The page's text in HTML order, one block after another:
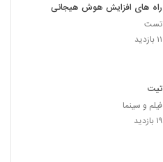
راه های افزایش هوش هیجانی
تست
۱۱ بازدید
تیت
فیلم و سینما
۱۹ بازدید